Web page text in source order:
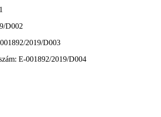
D002
2019/D003
E-001892/2019/D004